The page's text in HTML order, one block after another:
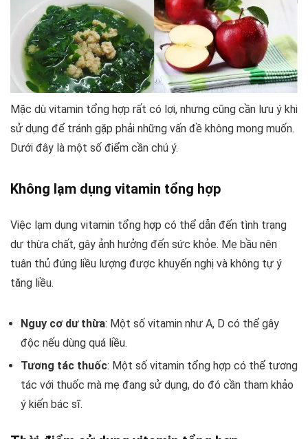
Mặc dù vitamin tổng hợp rất có lợi, nhưng cũng cần lưu ý khi
sử dụng để tránh gặp phải những vấn đề không mong muốn.
Dưới đây là một số điểm cần chú ý.
Không lạm dụng vitamin tổng hợp
Việc lạm dụng vitamin tổng hợp có thể dẫn đến tình trạng
dư thừa chất, gây ảnh hưởng đến sức khỏe. Mẹ bầu nên
tuân thủ đúng liều lượng được khuyến nghị và không tự ý
tăng liều.
Nguy cơ dư thừa: Một số vitamin như A, D có thể gây
độc nếu dùng quá liều.
Tương tác thuốc: Một số vitamin tổng hợp có thể tương
tác với thuốc mà mẹ đang sử dụng, do đó cần tham khảo
ý kiến bác sĩ.